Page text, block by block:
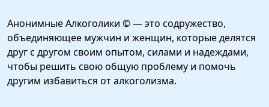
Анонимные Алкоголики © — это содружество,
объединяющее мужчин и женщин, которые делятся
друг с другом своим опытом, силами и надеждами,
чтобы решить свою общую проблему и помочь
другим избавиться от алкоголизма.